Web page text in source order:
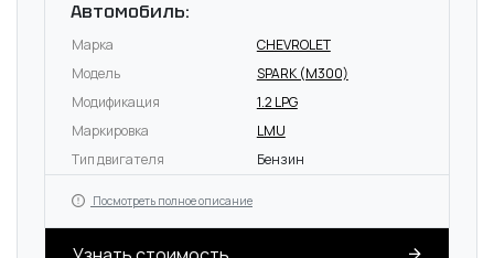
Автомобиль:
Марка
CHEVROLET
Модель
SPARK (M300)
Модификация
1.2 LPG
Маркировка
LMU
Тип двигателя
Бензин
Посмотреть полное описание